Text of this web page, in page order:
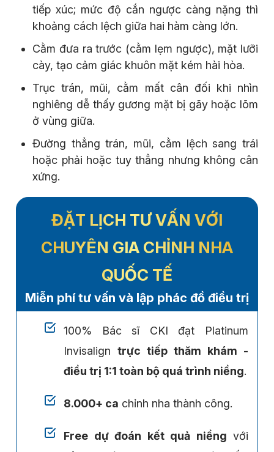
tiếp xúc; mức độ cắn ngược càng nặng thì
khoảng cách lệch giữa hai hàm càng lớn.
Cằm đưa ra trước (cằm lẹm ngược), mặt lưỡi
cày, tạo cảm giác khuôn mặt kém hài hòa.
Trục trán, mũi, cằm mất cân đối khi nhìn
nghiêng dễ thấy gương mặt bị gãy hoặc lõm
ở vùng giữa.
Đường thẳng trán, mũi, cằm lệch sang trái
hoặc phải hoặc tuy thẳng nhưng không cân
xứng.
ĐẶT LỊCH TƯ VẤN VỚI
CHUYÊN GIA CHỈNH NHA
QUỐC TẾ
Miễn phí tư vấn và lập phác đồ điều trị
100% Bác sĩ CKI đạt Platinum
Invisalign trực tiếp thăm khám -
điều trị 1:1 toàn bộ quá trình niềng.
8.000+ ca chỉnh nha thành công.
Free dự đoán kết quả niềng với